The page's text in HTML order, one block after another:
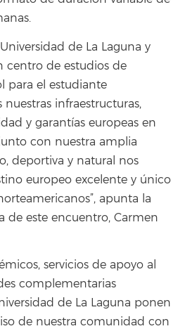
de La Laguna y
centro de estudios de
para el estudiante
infraestructuras,
y garantías europeas en
con nuestra amplia
deportiva y natural nos
europeo excelente y único
apunta la
de este encuentro, Carmen
servicios de apoyo al
complementarias
de La Laguna ponen
de nuestra comunidad con